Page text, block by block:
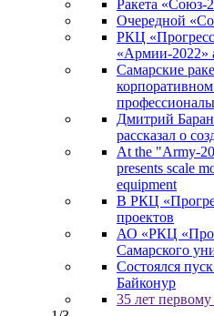
Ракета «Союз-
Очередной
РКЦ
«Армии-2022»
Самарские
Дмитрий
рассказал о
At the "Army-
presents scale
equipment
В РКЦ
проектов
АО «РКЦ
Самарского
Состоялся
Байконур
35 лет